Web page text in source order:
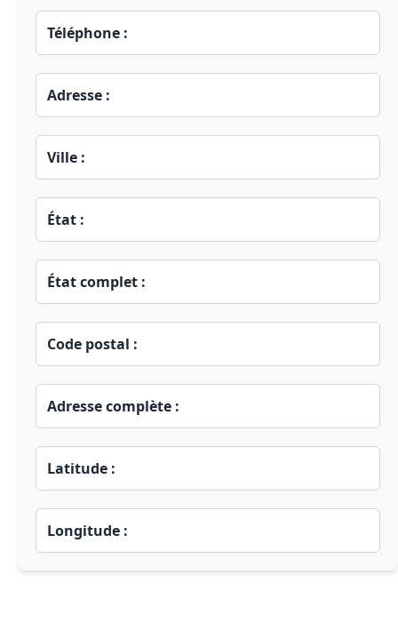
Téléphone :
Adresse :
Ville :
État :
État complet :
Code postal :
Adresse complète :
Latitude :
Longitude :